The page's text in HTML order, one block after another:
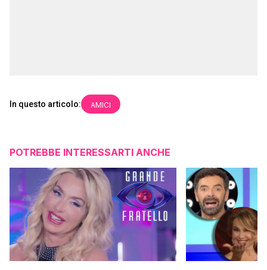
In questo articolo: AMICI
POTREBBE INTERESSARTI ANCHE